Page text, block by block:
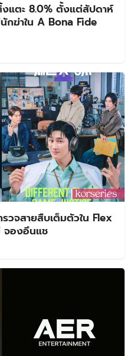
งแตะ 8.0% ตั้งแต่สัปดาห์
กฆ่าใน A Bona Fide
วจสายสืบเต็มตัวใน Flex
จองอึนแช